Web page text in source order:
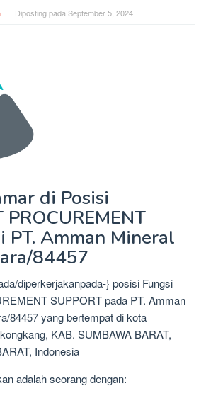
Diposting pada September 5, 2024
di Posisi
PROCUREMENT
PT. Amman Mineral
84457
diperkerjakanpada-} posisi Fungsi
SUPPORT pada PT. Amman
84457 yang bertempat di kota
KAB. SUMBAWA BARAT,
Indonesia
adalah seorang dengan: